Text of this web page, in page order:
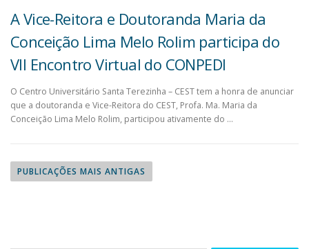
A Vice-Reitora e Doutoranda Maria da
Conceição Lima Melo Rolim participa do
VII Encontro Virtual do CONPEDI
O Centro Universitário Santa Terezinha – CEST tem a honra de anunciar
que a doutoranda e Vice-Reitora do CEST, Profa. Ma. Maria da
Conceição Lima Melo Rolim, participou ativamente do …
PUBLICAÇÕES MAIS ANTIGAS